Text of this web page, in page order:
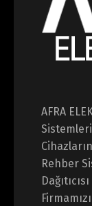
AFRA
Rehber